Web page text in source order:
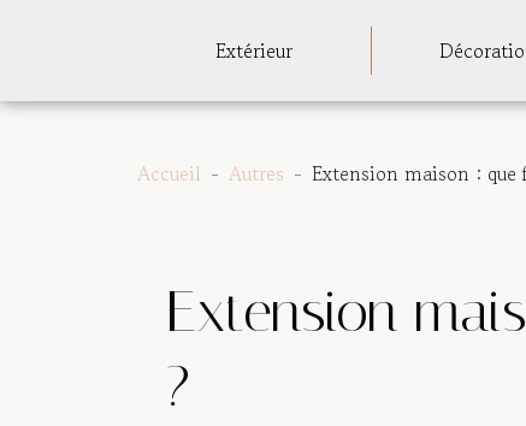
Extérieur
Accueil Autres Extension maison :
Extension
?